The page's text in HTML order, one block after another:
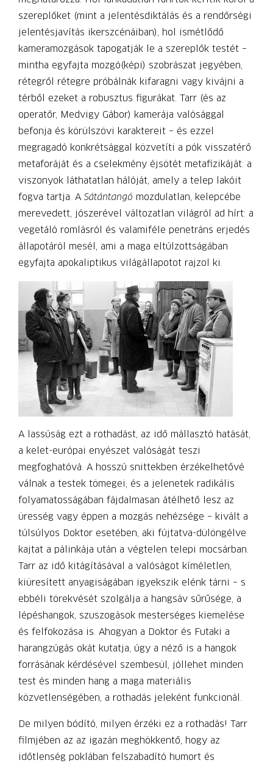
szereplőket (mint a jelentésdiktálás és a rendőrségi
jelentésjavítás ikerszcénáiban), hol ismétlődő
kameramozgások tapogatják le a szereplők testét –
mintha egyfajta mozgó(képi) szobrászat jegyében,
rétegről rétegre próbálnák kifaragni vagy kivájni a
térből ezeket a robusztus figurákat. Tarr (és az
operatőr, Medvigy Gábor) kamerája valósággal
befonja és körülszövi karaktereit – és ezzel
megragadó konkrétsággal közvetíti a pók visszatérő
metaforáját és a cselekmény éjsötét metafizikáját: a
viszonyok láthatatlan hálóját, amely a telep lakóit
fogva tartja. A Sátántangó mozdulatlan, kelepcébe
merevedett, jószerével változatlan világról ad hírt: a
vegetáló romlásról és valamiféle penetráns erjedés
állapotáról mesél, ami a maga eltúlzottságában
egyfajta apokaliptikus világállapotot rajzol ki.
A lassúság ezt a rothadást, az idő mállasztó hatását,
a kelet-európai enyészet valóságát teszi
megfoghatóvá. A hosszú snittekben érzékelhetővé
válnak a testek tömegei, és a jelenetek radikális
folyamatosságában fájdalmasan átélhető lesz az
üresség vagy éppen a mozgás nehézsége – kivált a
túlsúlyos Doktor esetében, aki fújtatva-dülöngélve
kajtat a pálinkája után a végtelen telepi mocsárban.
Tarr az idő kitágításával a valóságot kíméletlen,
kiüresített anyagiságában igyekszik elénk tárni – s
ebbéli törekvését szolgálja a hangsáv sűrűsége, a
lépéshangok, szuszogások mesterséges kiemelése
és felfokozása is. Ahogyan a Doktor és Futaki a
harangzúgás okát kutatja, úgy a néző is a hangok
forrásának kérdésével szembesül, jóllehet minden
test és minden hang a maga materiális
közvetlenségében, a rothadás jeleként funkcionál.
De milyen bódító, milyen érzéki ez a rothadás! Tarr
filmjében az az igazán meghökkentő, hogy az
időtlenség poklában felszabadító humort és